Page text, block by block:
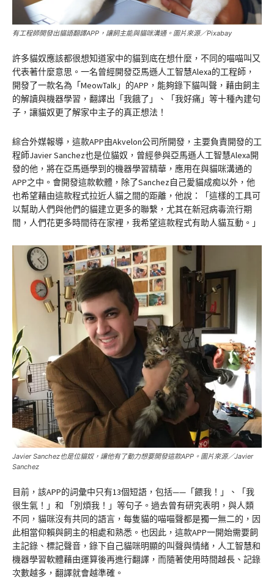
有工程師開發出貓語翻譯APP，讓飼主能與貓咪溝通。圖片來源／Pixabay
許多貓奴應該都很想知道家中的貓到底在想什麼，不同的喵喵叫又
代表著什麼意思。一名曾經開發亞馬遜人工智慧Alexa的工程師，
開發了一款名為「MeowTalk」的APP，能夠錄下貓叫聲，藉由飼主
的解讀與機器學習，翻譯出「我餓了」、「我好痛」等十種內建句
子，讓貓奴更了解家中主子的真正想法！
綜合外媒報導，這款APP由Akvelon公司所開發，主要負責開發的工
程師Javier Sanchez也是位貓奴，曾經參與亞馬遜人工智慧Alexa開
發的他，將在亞馬遜學到的機器學習精華，應用在與貓咪溝通的
APP之中。會開發這款軟體，除了Sanchez自己愛貓成痴以外，他
也希望藉由這款程式拉近人貓之間的距離，他說：「這樣的工具可
以幫助人們與他們的貓建立更多的聯繫，尤其在新冠病毒流行期
間，人們花更多時間待在家裡，我希望這款程式有助人貓互動。」
Javier Sanchez也是位貓奴，讓他有了動力想要開發這款APP。圖片來源／Javier
Sanchez
目前，該APP的詞彙中只有13個短語，包括——「餵我！」、「我
很生氣！」和 「別煩我！」等句子。過去曾有研究表明，與人類
不同，貓咪沒有共同的語言，每隻貓的喵喵聲都是獨一無二的，因
此相當仰賴與飼主的相處和熟悉。也因此，這款APP一開始需要飼
主記錄、標記聲音，錄下自己貓咪明顯的叫聲與情緒，人工智慧和
機器學習軟體藉由運算後再進行翻譯，而隨著使用時間越長、記錄
次數越多，翻譯就會越準確。